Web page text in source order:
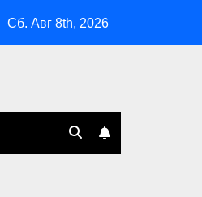
на Урале, сенат принимает по
Сб. Авг 8th, 2026